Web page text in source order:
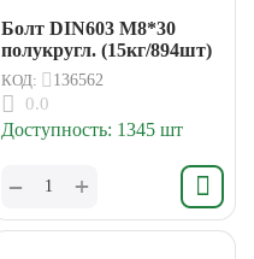
Болт DIN603 М8*30
полукругл. (15кг/894шт)
КОД: 136562
0.0
Доступность: 1345 шт
+
−